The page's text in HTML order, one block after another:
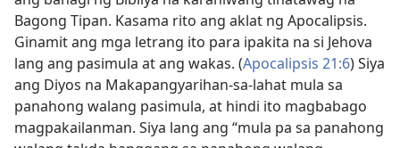
Bagong Tipan. Kasama rito ang aklat ng Apocalipsis.
Ginamit ang mga letrang ito para ipakita na si Jehova
lang ang pasimula at ang wakas. (Apocalipsis 21:6) Siya
ang Diyos na Makapangyarihan-sa-lahat mula sa
panahong walang pasimula, at hindi ito magbabago
magpakailanman. Siya lang ang “mula pa sa panahong